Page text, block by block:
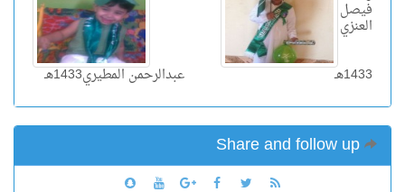
عبدالرحمن المطيري1433هـ
فيصل
العنزي
1433هـ